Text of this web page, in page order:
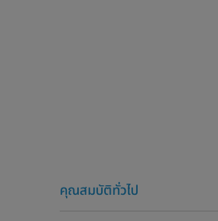
คุณสมบัติทั่วไป